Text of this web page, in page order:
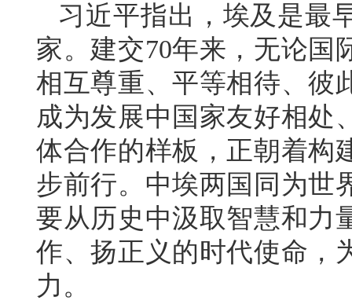
习近平指出，埃及是最
家。建交70年来，无论国
相互尊重、平等相待、彼
成为发展中国家友好相处
体合作的样板，正朝着构
步前行。中埃两国同为世
要从历史中汲取智慧和力
作、扬正义的时代使命，
力。